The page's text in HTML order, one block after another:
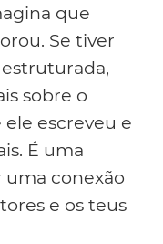
que
Se tiver
sobre o
escreveu e
É uma
conexão
e os teus